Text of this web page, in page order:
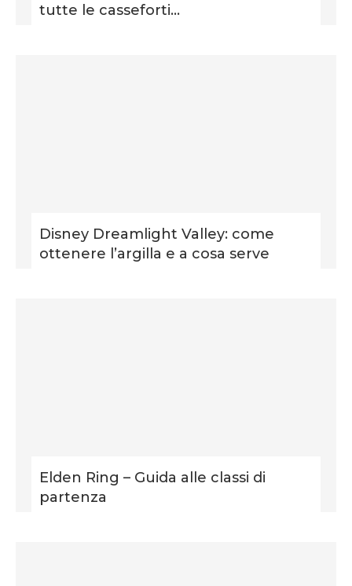
tutte le casseforti...
Disney Dreamlight Valley: come
ottenere l’argilla e a cosa serve
Elden Ring – Guida alle classi di
partenza